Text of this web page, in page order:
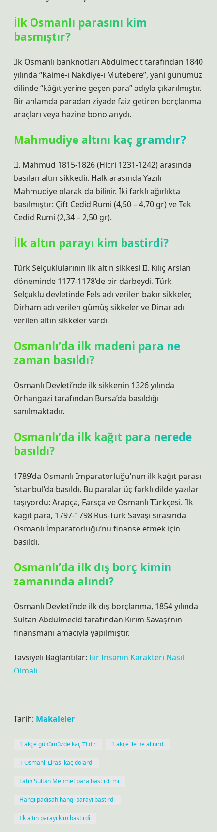
İlk Osmanlı parasını kim
basmıştır?
İlk Osmanlı banknotları Abdülmecit tarafından 1840
yılında “Kaime-ı Nakdiye-ı Mutebere”, yani günümüz
dilinde “kâğıt yerine geçen para” adıyla çıkarılmıştır.
Bir anlamda paradan ziyade faiz getiren borçlanma
araçları veya hazine bonolarıydı.
Mahmudiye altını kaç gramdır?
II. Mahmud 1815-1826 (Hicri 1231-1242) arasında
basılan altın sikkedir. Halk arasında Yazılı
Mahmudiye olarak da bilinir. İki farklı ağırlıkta
basılmıştır: Çift Cedid Rumi (4,50 – 4,70 gr) ve Tek
Cedid Rumi (2,34 – 2,50 gr).
İlk altın parayı kim bastirdi?
Türk Selçuklularının ilk altın sikkesi II. Kılıç Arslan
döneminde 1177-1178’de bir darbeydi. Türk
Selçuklu devletinde Fels adı verilen bakır sikkeler,
Dirham adı verilen gümüş sikkeler ve Dinar adı
verilen altın sikkeler vardı.
Osmanlı’da ilk madeni para ne
zaman basıldı?
Osmanlı Devleti’nde ilk sikkenin 1326 yılında
Orhangazi tarafından Bursa’da basıldığı
sanılmaktadır.
Osmanlı’da ilk kağıt para nerede
basıldı?
1789’da Osmanlı İmparatorluğu’nun ilk kağıt parası
İstanbul’da basıldı. Bu paralar üç farklı dilde yazılar
taşıyordu: Arapça, Farsça ve Osmanlı Türkçesi. İlk
kağıt para, 1797-1798 Rus-Türk Savaşı sırasında
Osmanlı İmparatorluğu’nu finanse etmek için
basıldı.
Osmanlı’da ilk dış borç kimin
zamanında alındı?
Osmanlı Devleti’nde ilk dış borçlanma, 1854 yılında
Sultan Abdülmecid tarafından Kırım Savaşı’nın
finansmanı amacıyla yapılmıştır.
Tavsiyeli Bağlantılar: Bir Insanın Karakteri Nasıl
Olmalı
Tarih: Makaleler
1 akçe günümüzde kaç TLdir 1 akçe ile ne alınırdı
1 Osmanlı Lirası kaç dolardı
Fatih Sultan Mehmet para bastırdı mı
Hangi padişah hangi parayı bastırdı
İlk altın parayı kim bastirdi